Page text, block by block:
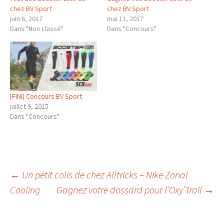
chez BV Sport
juin 6, 2017
Dans "Non classé"
chez BV Sport
mai 11, 2017
Dans "Concours"
[FINI] Concours BV Sport
juillet 9, 2015
Dans "Concours"
Navigation
← Un petit colis de chez Alltricks – Nike Zonal
Cooling
Gagnez votre dossard pour l’Oxy’Trail →